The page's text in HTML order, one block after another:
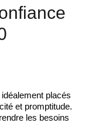
placés
et promptitude.
les besoins